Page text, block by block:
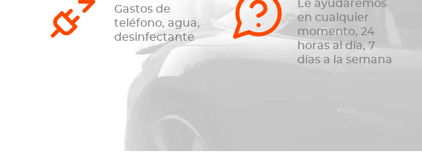
Gastos de
teléfono, agua,
desinfectante
Le ayudaremos
en cualquier
momento, 24
horas al día, 7
días a la semana